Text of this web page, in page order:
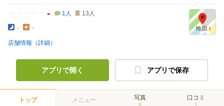
- 1 人 13 人
- -
店舗情報（詳細）
アプリで開く アプリで保存
トップ メニュー 写真 口コミ